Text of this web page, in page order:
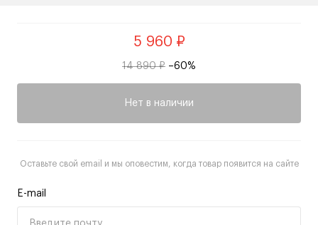
5 960 ₽
14 890 ₽ –60%
Нет в наличии
Оставьте свой email и мы оповестим, когда товар появится на сайте
E-mail